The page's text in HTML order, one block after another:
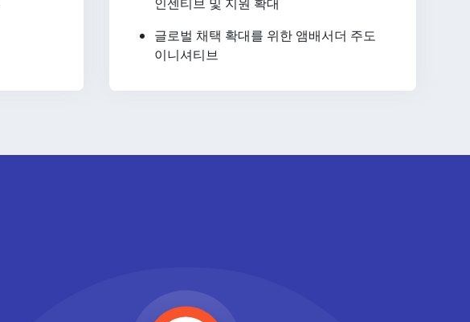
인센티브 및 지원 확대
글로벌 채택 확대를 위한 앰배서더 주도
이니셔티브